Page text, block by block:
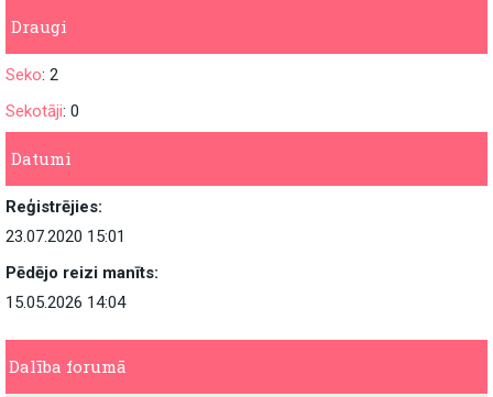
Draugi
Seko: 2
Sekotāji: 0
Datumi
Reģistrējies:
23.07.2020 15:01
Pēdējo reizi manīts:
15.05.2026 14:04
Dalība forumā